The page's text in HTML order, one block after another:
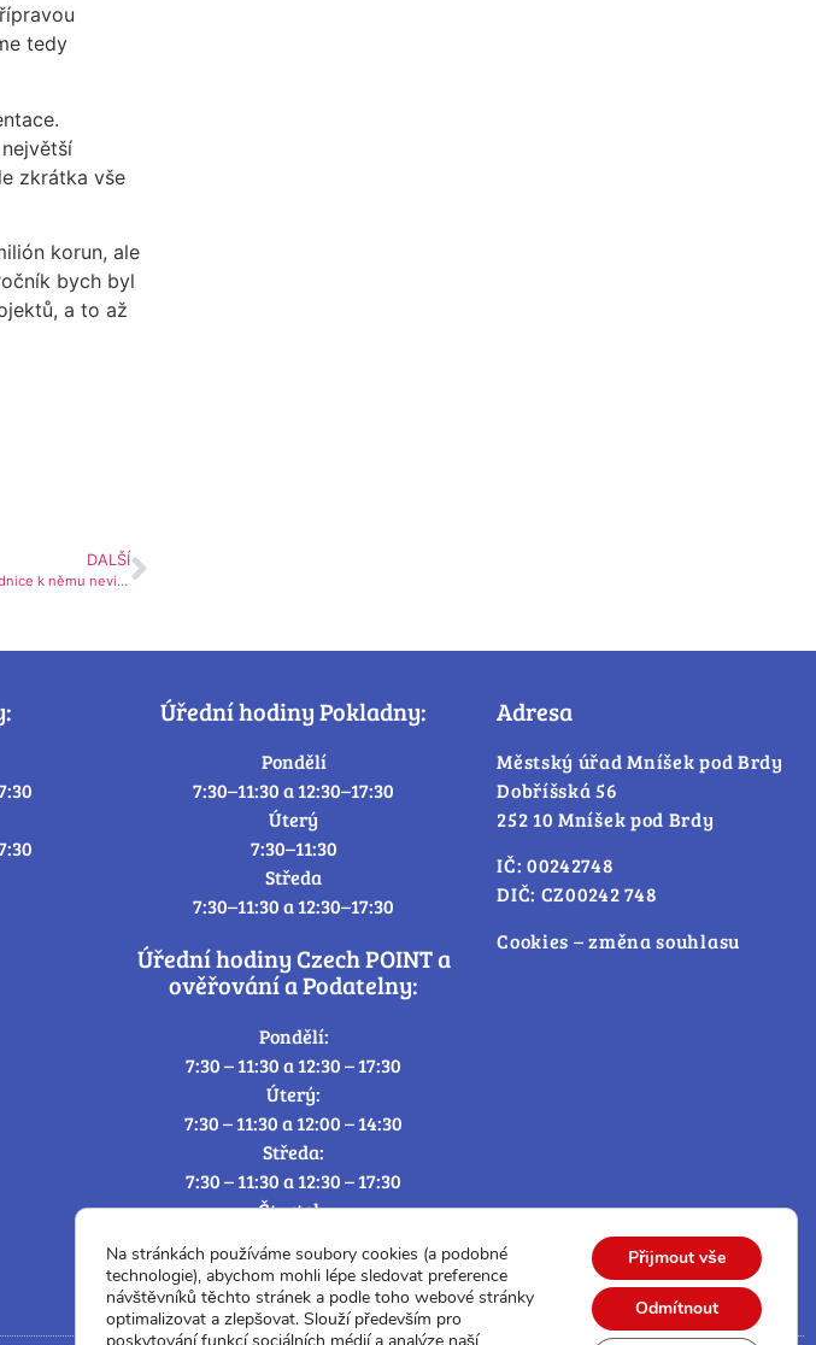
tedy
zkrátka vše
korun, ale
bych byl
a to až
DALŠÍ
Oponenti Pavilonu iniciovali mediační jednání. Radnice k němu nevidí důvod
Úřední hodiny Pokladny:
Pondělí
7:30–11:30 a 12:30–17:30
Úterý
7:30–11:30
Středa
7:30–11:30 a 12:30–17:30
Úřední hodiny Czech POINT a
ověřování a Podatelny:
Pondělí:
7:30 – 11:30 a 12:30 – 17:30
Úterý:
7:30 – 11:30 a 12:00 – 14:30
Středa:
7:30 – 11:30 a 12:30 – 17:30
Čtvrtek:
Pátek:
7:30 – 12:30
Adresa
Městský úřad Mníšek pod Brdy
Dobříšská 56
252 10 Mníšek pod Brdy
IČ: 00242748
DIČ: CZ00242 748
Cookies – změna souhlasu
Na stránkách používáme soubory cookies (a podobné
technologie), abychom mohli lépe sledovat preference
návštěvníků těchto stránek a podle toho webové stránky
optimalizovat a zlepšovat. Slouží především pro
Přijmout vše
Odmítnout